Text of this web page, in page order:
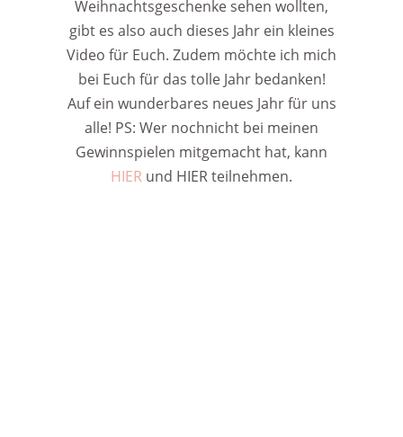
Weihnachtsgeschenke sehen wollten,
gibt es also auch dieses Jahr ein kleines
Video für Euch. Zudem möchte ich mich
bei Euch für das tolle Jahr bedanken!
Auf ein wunderbares neues Jahr für uns
alle! PS: Wer nochnicht bei meinen
Gewinnspielen mitgemacht hat, kann
HIER und HIER teilnehmen.